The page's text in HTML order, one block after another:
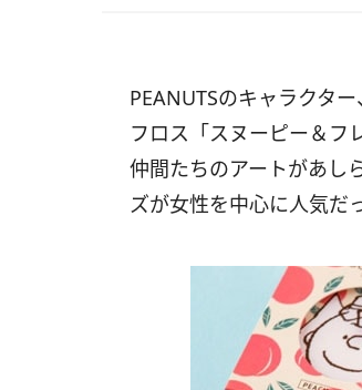
PEANUTSのキャラクタ
フロス「スヌーピー＆フ
仲間たちのアートがあし
ズが女性を中心に人気だ